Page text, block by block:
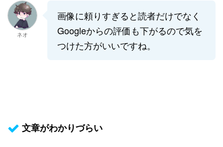
ネオ
画像に頼りすぎると読者だけでなく
Googleからの評価も下がるので気を
つけた方がいいですね。
文章がわかりづらい